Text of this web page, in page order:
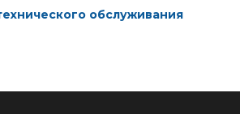
обслуживания